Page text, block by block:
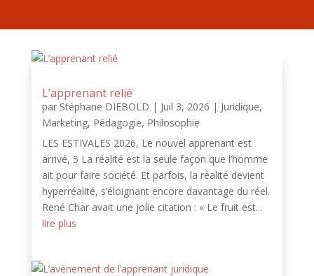
L’apprenant relié
par Stéphane DIEBOLD | Juil 3, 2026 | Juridique,
Marketing, Pédagogie, Philosophie
LES ESTIVALES 2026, Le nouvel apprenant est
arrivé, 5 La réalité est la seule façon que l’homme
ait pour faire société. Et parfois, la réalité devient
hyperréalité, s’éloignant encore davantage du réel.
René Char avait une jolie citation : « Le fruit est...
lire plus